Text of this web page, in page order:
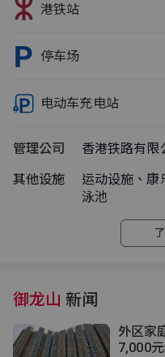
港铁站
停车场
电动车充电站
管理公司
香港铁路有限
其他设施
运动设施、康
泳池
御龙山 新闻
外区家
7,000